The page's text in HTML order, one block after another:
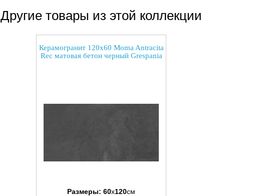
Другие товары из этой коллекции
Керамогранит 120x60 Moma Antracita
Rec матовая бетон черный Grespania
Размеры: 60x120см